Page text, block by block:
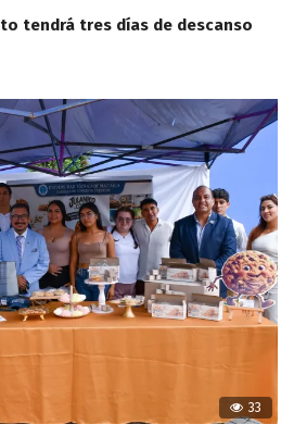
tendrá tres días de descanso
33